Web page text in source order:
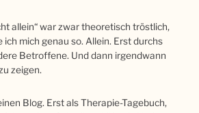
allein“ war zwar theoretisch tröstlich,
mich genau so. Allein. Erst durchs
Betroffene. Und dann irgendwann
zeigen.
Blog. Erst als Therapie-Tagebuch,